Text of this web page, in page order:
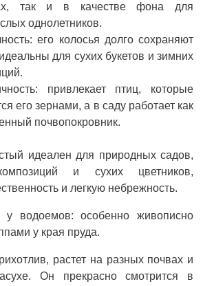
так и в качестве фона для
однолетников.
его колосья долго сохраняют
для сухих букетов и зимних
привлекает птиц, которые
его зернами, а в саду работает как
почвопокровник.
идеален для природных садов,
и сухих цветников,
и легкую небрежность.
водоемов: особенно живописно
у края пруда.
растет на разных почвах и
Он прекрасно смотрится в